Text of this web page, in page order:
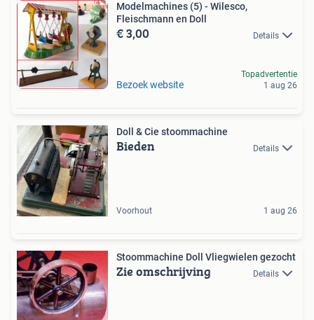
Modelmachines (5) - Wilesco,
Fleischmann en Doll
€ 3,00 Details
Bezoek website
Topadvertentie
1 aug 26
Doll & Cie stoommachine
Bieden Details
Voorhout 1 aug 26
Stoommachine Doll Vliegwielen gezocht
Zie omschrijving Details